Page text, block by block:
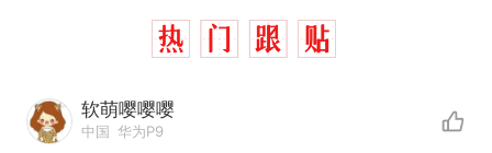
软萌嘤嘤嘤
中国 华为P9